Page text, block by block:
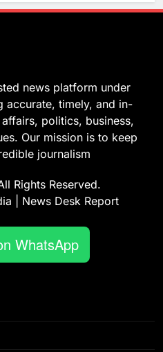
news platform under
accurate, timely, and in-
politics, business,
Our mission is to keep
journalism
Rights Reserved.
| News Desk Report
WhatsApp